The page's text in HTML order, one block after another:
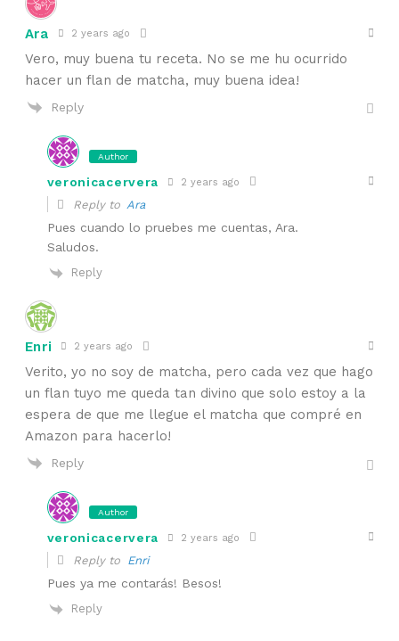
Ara 2 years ago
Vero, muy buena tu receta. No se me hu ocurrido
hacer un flan de matcha, muy buena idea!
Reply
Author
veronicacervera 2 years ago
Reply to Ara
Pues cuando lo pruebes me cuentas, Ara.
Saludos.
Reply
Enri 2 years ago
Verito, yo no soy de matcha, pero cada vez que hago
un flan tuyo me queda tan divino que solo estoy a la
espera de que me llegue el matcha que compré en
Amazon para hacerlo!
Reply
Author
veronicacervera 2 years ago
Reply to Enri
Pues ya me contarás! Besos!
Reply